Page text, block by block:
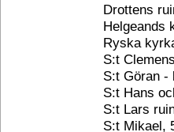
Drottens
Helgeands
Ryska
S:t
S:t Göran -
S:t Hans
S:t Lars
S:t Mikael,